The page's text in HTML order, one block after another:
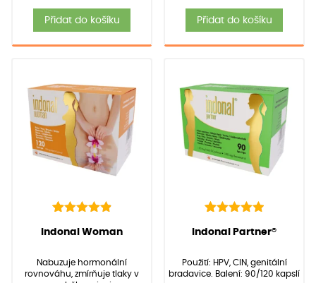
Přidat do košíku Přidat do košíku
4.97
základě
hodnocení
zákazníků
(Hodnocení:88)
Indonal Woman
Nabuzuje hormonální
rovnováhu, zmírňuje tlaky v
5.00
základě
hodnocení
zákazníků
(Hodnocení:40)
Indonal Partner®
Použití: HPV, CIN, genitální
bradavice. Balení: 90/120 kapslí